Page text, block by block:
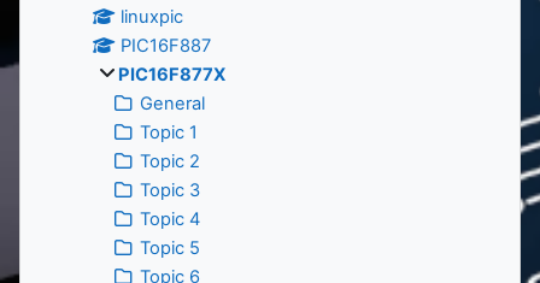
linuxpic
PIC16F887
PIC16F877X
General
Topic 1
Topic 2
Topic 3
Topic 4
Topic 5
Topic 6